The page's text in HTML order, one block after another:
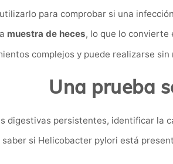
para comprobar si una
muestra de heces, lo que lo convierte
complejos y puede realizarse
Una prueba
digestivas persistentes, identificar la
si Helicobacter pylori está